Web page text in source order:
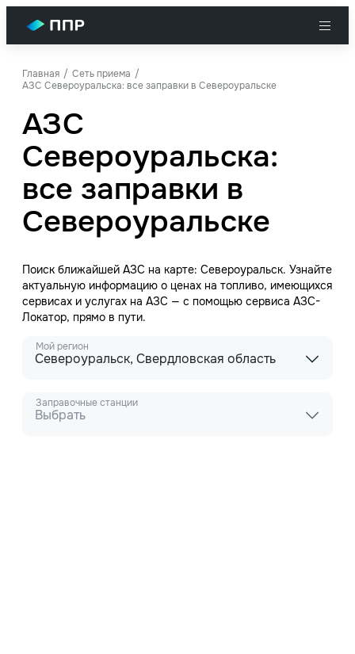
Главная
Сеть приема
АЗС Североуральска: все заправки в Североуральске
АЗС
Североуральска:
все заправки в
Североуральске
Поиск ближайшей АЗС на карте: Североуральск. Узнайте
актуальную информацию о ценах на топливо, имеющихся
сервисах и услугах на АЗС — с помощью сервиса АЗС-
Локатор, прямо в пути.
Мой регион
Североуральск, Свердловская область
Заправочные станции
Выбрать